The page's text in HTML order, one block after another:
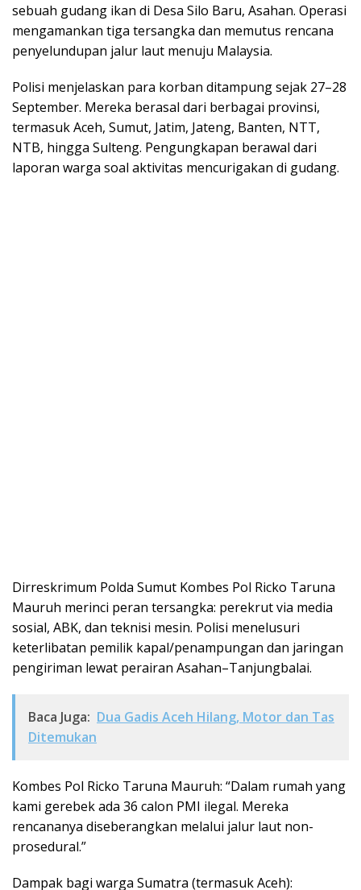
sebuah gudang ikan di Desa Silo Baru, Asahan. Operasi
mengamankan tiga tersangka dan memutus rencana
penyelundupan jalur laut menuju Malaysia.
Polisi menjelaskan para korban ditampung sejak 27–28
September. Mereka berasal dari berbagai provinsi,
termasuk Aceh, Sumut, Jatim, Jateng, Banten, NTT,
NTB, hingga Sulteng. Pengungkapan berawal dari
laporan warga soal aktivitas mencurigakan di gudang.
Dirreskrimum Polda Sumut Kombes Pol Ricko Taruna
Mauruh merinci peran tersangka: perekrut via media
sosial, ABK, dan teknisi mesin. Polisi menelusuri
keterlibatan pemilik kapal/penampungan dan jaringan
pengiriman lewat perairan Asahan–Tanjungbalai.
Baca Juga: Dua Gadis Aceh Hilang, Motor dan Tas
Ditemukan
Kombes Pol Ricko Taruna Mauruh: “Dalam rumah yang
kami gerebek ada 36 calon PMI ilegal. Mereka
rencananya diseberangkan melalui jalur laut non-
prosedural.”
Dampak bagi warga Sumatra (termasuk Aceh):